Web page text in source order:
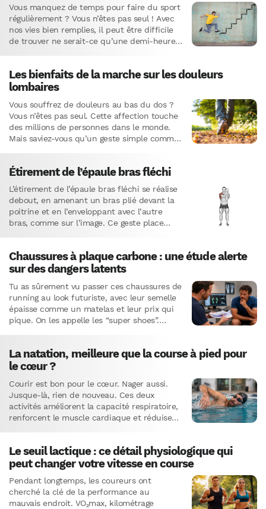
Vous manquez de temps pour faire du sport
régulièrement ? Vous n’êtes pas seul ! Avec
nos vies bien remplies, il peut être difficile
de trouver ne serait-ce qu’une demi-heure
Les bienfaits de la marche sur les douleurs
lombaires
Vous souffrez de douleurs au bas du dos ?
Vous n’êtes pas seul. Cette affection touche
des millions de personnes dans le monde.
Mais saviez-vous qu’un geste simple comme
Étirement de l’épaule bras fléchi
L’étirement de l’épaule bras fléchi se réalise
debout, en amenant un bras plié devant la
poitrine et en l’enveloppant avec l’autre
bras, comme sur l’image.​ Ce geste place
Chaussures à plaque carbone : une étude alerte
sur des dangers latents
Tu as sûrement vu passer ces chaussures de
running au look futuriste, avec leur semelle
épaisse comme un matelas et leur prix qui
pique. On les appelle les “super shoes”.…
La natation, meilleure que la course à pied pour
le cœur ?
Courir est bon pour le cœur. Nager aussi.
Jusque-là, rien de nouveau. Ces deux
activités améliorent la capacité respiratoire,
renforcent le muscle cardiaque et réduisent
Le seuil lactique : ce détail physiologique qui
peut changer votre vitesse en course
Pendant longtemps, les coureurs ont
cherché la clé de la performance au
mauvais endroit. VO₂max, kilométrage